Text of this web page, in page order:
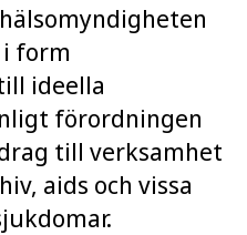
form
ideella
förordningen
till verksamhet
aids och vissa